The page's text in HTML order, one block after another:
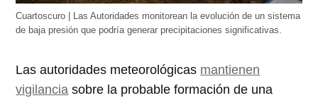
Cuartoscuro | Las Autoridades monitorean la evolución de un sistema
de baja presión que podría generar precipitaciones significativas.
Las autoridades meteorológicas mantienen
vigilancia sobre la probable formación de una